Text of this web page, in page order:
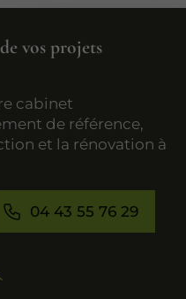
vos projets
cabinet
de référence,
et la rénovation à
04 43 55 76 29